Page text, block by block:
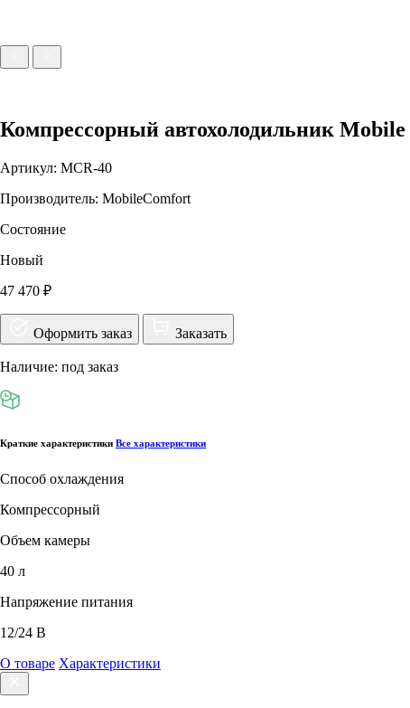
Компрессорный автохолодильник
Артикул: MCR-40
Производитель: MobileComfort
Состояние
Новый
47 470 ₽
Оформить заказ Заказать
Наличие: под заказ
Краткие характеристики Все характеристики
Способ охлаждения
Компрессорный
Объем камеры
40 л
Напряжение питания
12/24 В
О товаре Характеристики